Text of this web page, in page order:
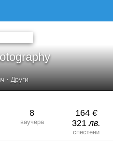
· Други
8
ваучера
164 €
321лв.
спестени